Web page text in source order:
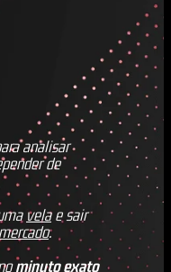
analisar
de
velae sair
mercado.
minuto exato